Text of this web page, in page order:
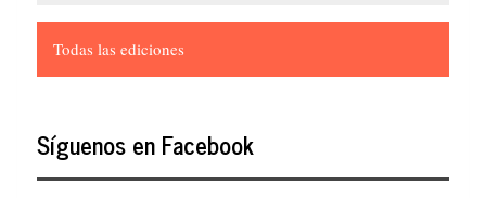
Todas las ediciones
Síguenos en Facebook